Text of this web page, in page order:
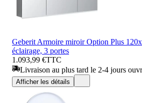
Geberit Armoire miroir Option Plus
éclairage, 3 portes
1.093,99 €TTC
Livraison au plus tard le 2-4 jours
Afficher les détails